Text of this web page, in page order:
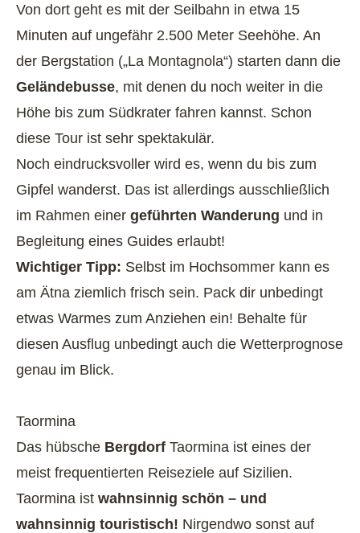
Von dort geht es mit der Seilbahn in etwa 15
Minuten auf ungefähr 2.500 Meter Seehöhe. An
der Bergstation („La Montagnola“) starten dann die
Geländebusse, mit denen du noch weiter in die
Höhe bis zum Südkrater fahren kannst. Schon
diese Tour ist sehr spektakulär.
Noch eindrucksvoller wird es, wenn du bis zum
Gipfel wanderst. Das ist allerdings ausschließlich
im Rahmen einer geführten Wanderung und in
Begleitung eines Guides erlaubt!
Wichtiger Tipp: Selbst im Hochsommer kann es
am Ätna ziemlich frisch sein. Pack dir unbedingt
etwas Warmes zum Anziehen ein! Behalte für
diesen Ausflug unbedingt auch die Wetterprognose
genau im Blick.
Taormina
Das hübsche Bergdorf Taormina ist eines der
meist frequentierten Reiseziele auf Sizilien.
Taormina ist wahnsinnig schön – und
wahnsinnig touristisch! Nirgendwo sonst auf